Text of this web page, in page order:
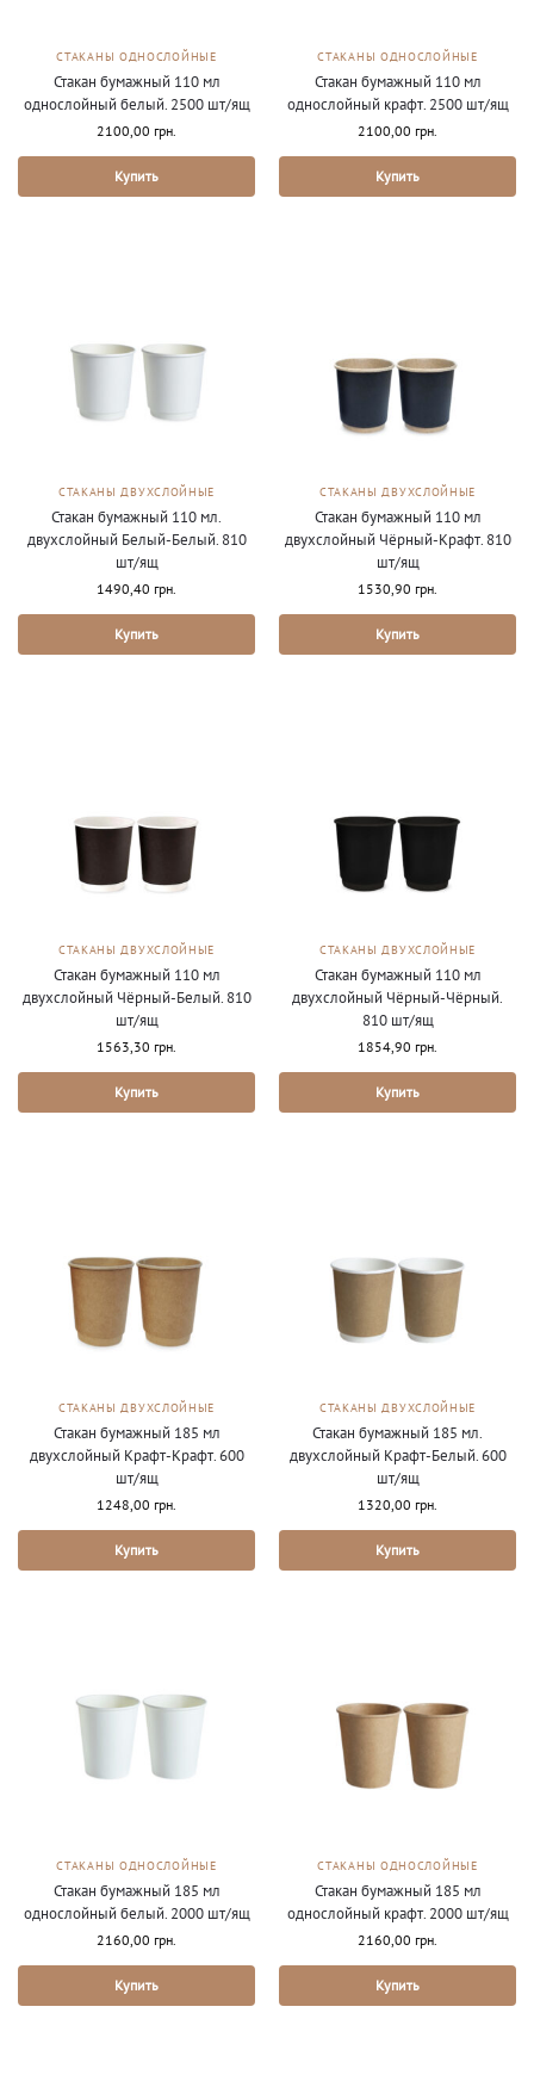
СТАКАНЫ ОДНОСЛОЙНЫЕ
Стакан бумажный 110 мл
однослойный белый. 2500 шт/ящ
2100,00 грн.
Купить
СТАКАНЫ ОДНОСЛОЙНЫЕ
Стакан бумажный 110 мл
однослойный крафт. 2500 шт/ящ
2100,00 грн.
Купить
СТАКАНЫ ДВУХСЛОЙНЫЕ
Стакан бумажный 110 мл.
двухслойный Белый-Белый. 810
шт/ящ
1490,40 грн.
Купить
СТАКАНЫ ДВУХСЛОЙНЫЕ
Стакан бумажный 110 мл
двухслойный Чёрный-Крафт. 810
шт/ящ
1530,90 грн.
Купить
СТАКАНЫ ДВУХСЛОЙНЫЕ
Стакан бумажный 110 мл
двухслойный Чёрный-Белый. 810
шт/ящ
1563,30 грн.
Купить
СТАКАНЫ ДВУХСЛОЙНЫЕ
Стакан бумажный 110 мл
двухслойный Чёрный-Чёрный.
810 шт/ящ
1854,90 грн.
Купить
СТАКАНЫ ДВУХСЛОЙНЫЕ
Стакан бумажный 185 мл
двухслойный Крафт-Крафт. 600
шт/ящ
1248,00 грн.
Купить
СТАКАНЫ ДВУХСЛОЙНЫЕ
Стакан бумажный 185 мл.
двухслойный Крафт-Белый. 600
шт/ящ
1320,00 грн.
Купить
СТАКАНЫ ОДНОСЛОЙНЫЕ
Стакан бумажный 185 мл
однослойный белый. 2000 шт/ящ
2160,00 грн.
Купить
СТАКАНЫ ОДНОСЛОЙНЫЕ
Стакан бумажный 185 мл
однослойный крафт. 2000 шт/ящ
2160,00 грн.
Купить